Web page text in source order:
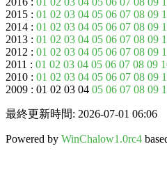
2015 : 01 02 03 04 05 06 07 08 09
2014 : 01 02 03 04 05 06 07 08 09
2013 : 01 02 03 04 05 06 07 08 09
2012 : 01 02 03 04 05 06 07 08 09
2011 : 01 02 03 04 05 06 07 08 09
2010 : 01 02 03 04 05 06 07 08 09
2009 : 01 02 03 04 05 06 07 08 09
最終更新時間: 2026-07-01 06:06
Powered by WinChalow1.0rc4